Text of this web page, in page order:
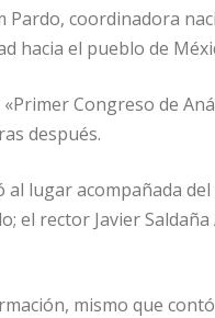
Pardo, coordinadora
hacia el pueblo de
Congreso de
después.
al lugar acompañada
el rector Javier Saldaña
mismo que